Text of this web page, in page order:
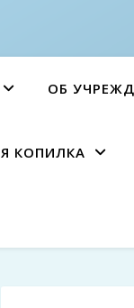
ОБ
КОПИЛКА